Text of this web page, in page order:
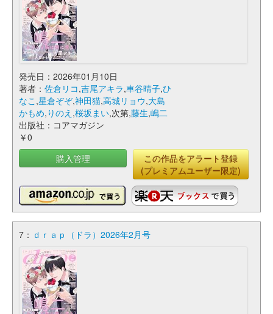
発売日：2026年01月10日
著者： 佐倉リコ,吉尾アキラ,車谷晴子,ひ
なこ ,星倉ぞぞ,神田猫,高城リョウ,大島
かもめ, りのえ ,桜坂まい,次第,藤生,嶋二
出版社：コアマガジン
￥0
購入管理
この作品をアラート登録
(プレミアムユーザー限定)
7： ｄｒａｐ（ドラ）2026年2月号